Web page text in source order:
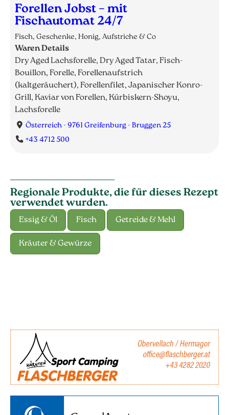
Forellen Jobst – mit
Fischautomat 24/7
Fisch, Geschenke, Honig, Aufstriche & Co
Waren Details
Dry Aged Lachsforelle, Dry Aged Tatar, Fisch-
Bouillon, Forelle, Forellenaufstrich
(kaltgeräuchert), Forellenfilet, Japanischer Konro-
Grill, Kaviar von Forellen, Kürbiskern-Shoyu,
Lachsforelle
Österreich - 9761 Greifenburg - Bruggen 25
+43 4712 500
Regionale Produkte, die für dieses Rezept
verwendet wurden.
Essig & Öl Fisch Getreide & Mehl
Kräuter & Gewürze